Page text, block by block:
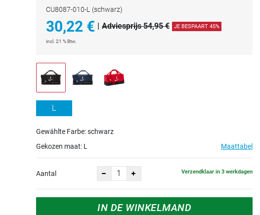
CU8087-010-L (schwarz)
30,22 € Adviesprijs 54,95 € JE BESPAART 45%
incl. 21 % Btw.
L
Gewählte Farbe: schwarz
Gekozen maat: L Maattabel
Aantal Verzendklaar in 3 werkdagen
IN DE WINKELMAND